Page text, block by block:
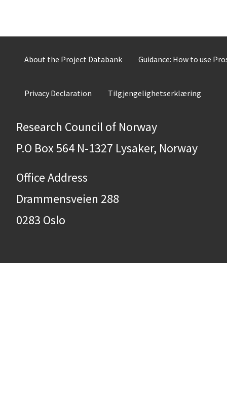
About the Project Databank Guidance: How to use
Privacy Declaration Tilgjengelighetserklæring
Research Council of Norway
P.O Box 564 N-1327 Lysaker, Norway
Office Address
Drammensveien 288
0283 Oslo